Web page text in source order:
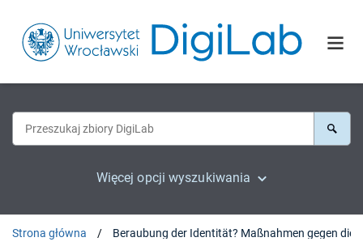
Więcej opcji wyszukiwania
Strona główna